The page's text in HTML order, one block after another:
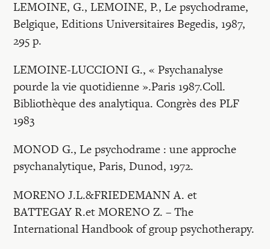
LEMOINE, G., LEMOINE, P., Le psychodrame,
Belgique, Editions Universitaires Begedis, 1987,
295 p.
LEMOINE-LUCCIONI G., « Psychanalyse
pourde la vie quotidienne ».Paris 1987.Coll.
Bibliothèque des analytiqua. Congrès des PLF
1983
MONOD G., Le psychodrame : une approche
psychanalytique, Paris, Dunod, 1972.
MORENO J.L.&FRIEDEMANN A. et
BATTEGAY R.et MORENO Z. – The
International Handbook of group psychotherapy.